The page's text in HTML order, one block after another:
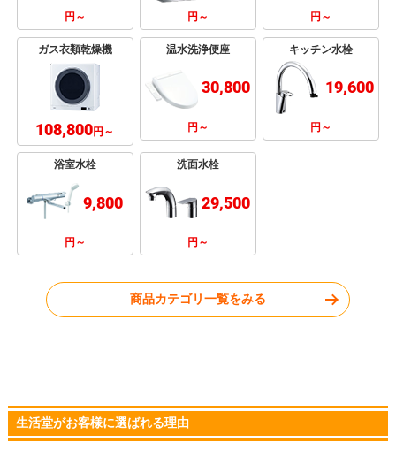
円～ 円～ 円～
ガス衣類乾燥機
108,800円～
温水洗浄便座
30,800
円～
キッチン水栓
19,600
円～
浴室水栓
9,800
円～
洗面水栓
29,500
円～
商品カテゴリ一覧をみる
生活堂がお客様に選ばれる理由